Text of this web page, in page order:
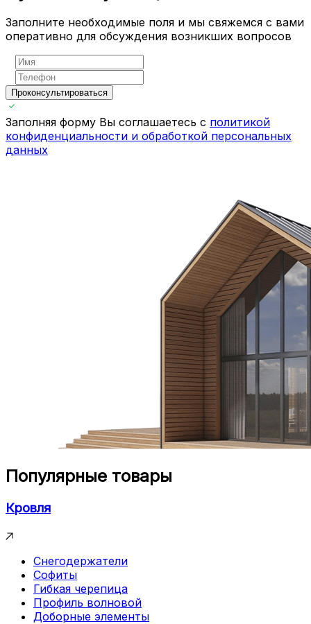
Заполните необходимые поля и мы свяжемся с вами
оперативно для обсуждения возникших вопросов
Проконсультироваться
Заполняя форму Вы соглашаетесь с политикой
конфиденциальности и обработкой персональных
данных
Популярные товары
Кровля
Снегодержатели
Софиты
Гибкая черепица
Профиль волновой
Доборные элементы